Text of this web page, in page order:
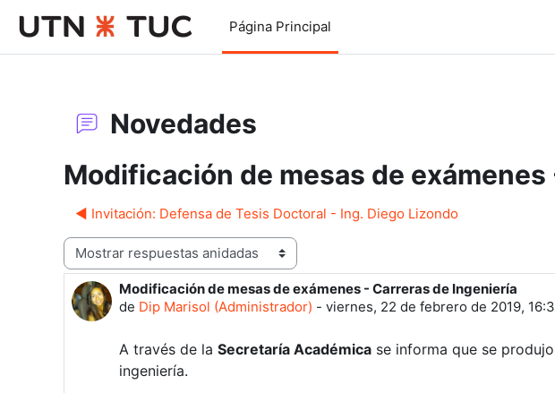
Página Principal
Novedades
Modificación de mesas de
◀︎ Invitación: Defensa de Tesis Doctoral - Ing. Diego Lizondo
Mostrar modo
Modificación de mesas de exámenes - Carreras de Ingeniería
de Dip Marisol (Administrador) - viernes, 22 de febrero de 2019,
Número de respuestas: 0
A través de la Secretaría Académica se informa que se
ingeniería.